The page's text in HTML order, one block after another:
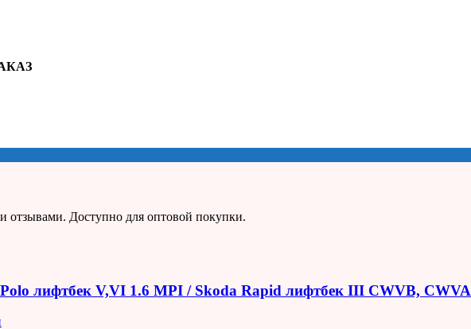
Доступно для оптовой покупки.
лифтбек V,VI 1.6 MPI / Skoda Rapid лифтбек III CWVB, CWVA